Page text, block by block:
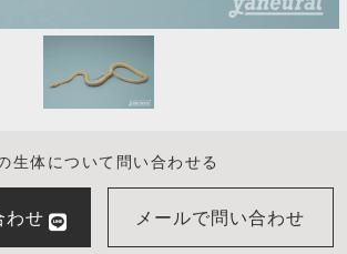
生体について問い合わせる
わせ メールで問い合わせ